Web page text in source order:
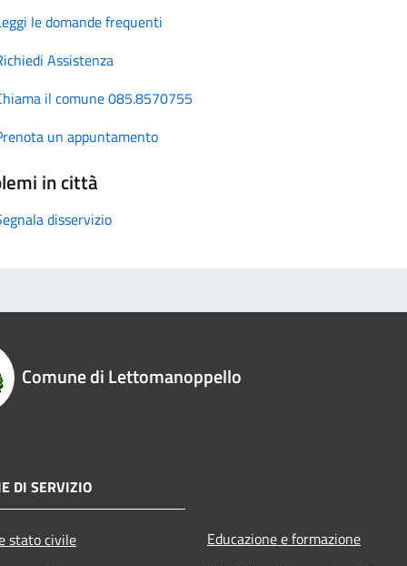
le domande frequenti
Assistenza
il comune 085.8570755
un appuntamento
in città
disservizio
Comune di Lettomanoppello
DI SERVIZIO
stato civile
Educazione e formazione